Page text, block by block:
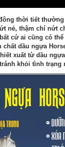
thời tiết
nẻ, thậm chí nứt
cứ ai cũng có
dầu ngựa
xuất từ dầu
tránh khỏi tình trạng